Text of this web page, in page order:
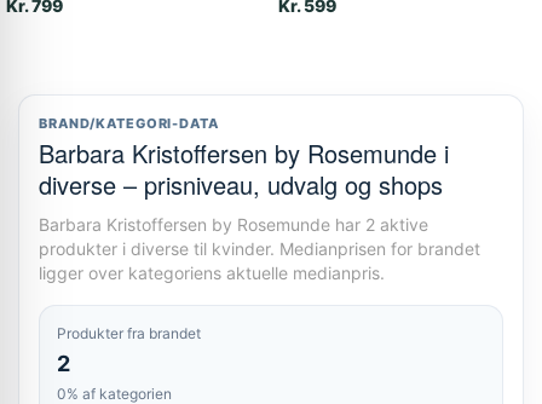
Kr. 799 Kr. 599
BRAND/KATEGORI-DATA
Barbara Kristoffersen by Rosemunde i
diverse – prisniveau, udvalg og shops
Barbara Kristoffersen by Rosemunde har 2 aktive
produkter i diverse til kvinder. Medianprisen for brandet
ligger over kategoriens aktuelle medianpris.
Produkter fra brandet
2
0% af kategorien